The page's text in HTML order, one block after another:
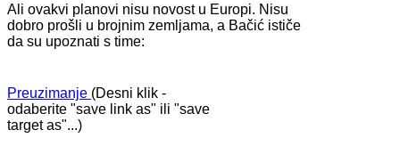
Ali ovakvi planovi nisu novost u Europi. Nisu
dobro prošli u brojnim zemljama, a Bačić ističe
da su upoznati s time:
Preuzimanje (Desni klik -
odaberite "save link as" ili "save
target as"...)